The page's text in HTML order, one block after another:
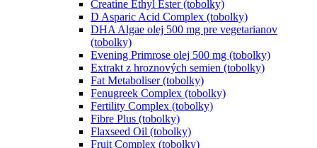
Creatine Ethyl Ester (tobolky)
D Asparic Acid Complex (tobolky)
DHA Algae olej 500 mg pre vegetarianov
(tobolky)
Evening Primrose olej 500 mg (tobolky)
Extrakt z hroznových semien (tobolky)
Fat Metaboliser (tobolky)
Fenugreek Complex (tobolky)
Fertility Complex (tobolky)
Fibre Plus (tobolky)
Flaxseed Oil (tobolky)
Fruit Complex (tobolky)